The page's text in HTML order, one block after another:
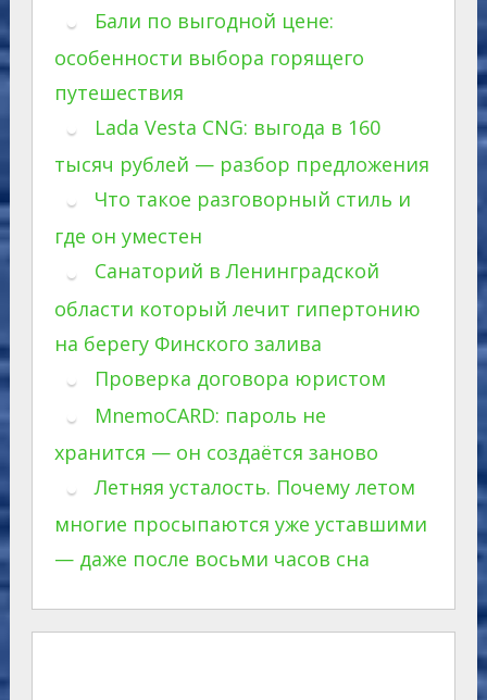
Бали по выгодной цене:
особенности выбора горящего
путешествия
Lada Vesta CNG: выгода в 160
тысяч рублей — разбор предложения
Что такое разговорный стиль и
где он уместен
Санаторий в Ленинградской
области который лечит гипертонию
на берегу Финского залива
Проверка договора юристом
MnemoCARD: пароль не
хранится — он создаётся заново
Летняя усталость. Почему летом
многие просыпаются уже уставшими
— даже после восьми часов сна